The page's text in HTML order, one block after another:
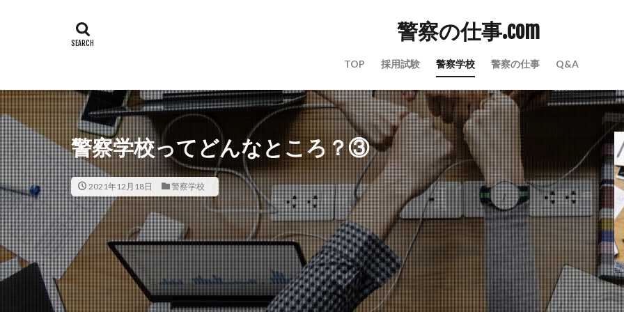
警察の仕事.com
TOP 採用試験 警察学校 警察の仕事 Q&A
警察学校ってどんなところ？③
2021年12月18日 警察学校